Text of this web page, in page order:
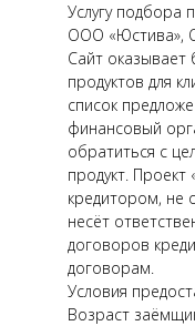
Услугу подбора
ООО «Юстива»,
Сайт оказывает
продуктов для
список
финансовый
обратиться с
продукт. Проект
кредитором, не
несёт
договоров
договорам.
Условия
Возраст